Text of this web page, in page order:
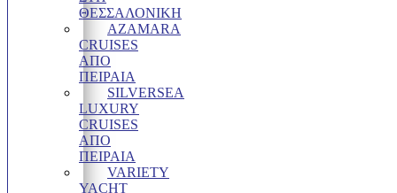
ΘΕΣΣΑΛΟΝΊΚΗ
AZAMARA
CRUISES
ΑΠΌ
ΠΕΙΡΑΙΆ
SILVERSEA
LUXURY
CRUISES
ΑΠΌ
ΠΕΙΡΑΙΆ
VARIETY
YACHT